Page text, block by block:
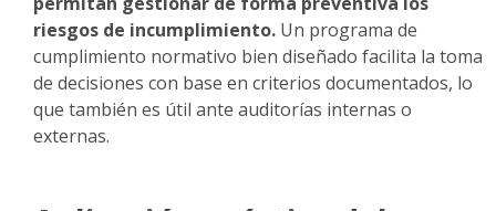
riesgos de incumplimiento. Un programa de
cumplimiento normativo bien diseñado facilita la toma
de decisiones con base en criterios documentados, lo
que también es útil ante auditorías internas o
externas.